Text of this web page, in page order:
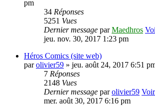
pm
34 Réponses
5251 Vues
Dernier message parMaedhros
jeu. nov. 30, 2017 1:23 pm
Héros Comics (site web)
parolivier59 » jeu. août 24, 2017 6:51
7 Réponses
2148 Vues
Dernier message parolivier59
mer. août 30, 2017 6:16 pm